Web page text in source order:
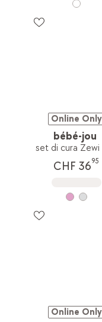
Online Only
bébé-jou
set di cura Zewi
CHF 3695
Online Only